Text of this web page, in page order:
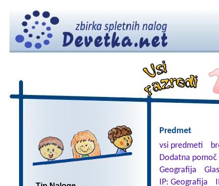
Predmet
vsi predmeti
Dodatna
Geografija
IP: Geografija